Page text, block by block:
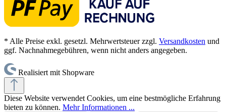
* Alle Preise exkl. gesetzl. Mehrwertsteuer zzgl. Versandkosten und
ggf. Nachnahmegebühren, wenn nicht anders angegeben.
Realisiert mit Shopware
Diese Website verwendet Cookies, um eine bestmögliche Erfahrung
bieten zu können. Mehr Informationen ...